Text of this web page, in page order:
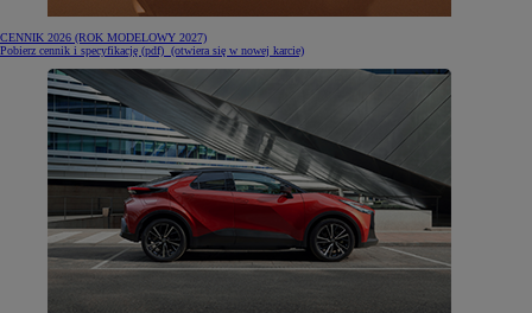
CENNIK 2026 (ROK MODELOWY 2027)
Pobierz cennik i specyfikację (pdf) (otwiera się w nowej karcie)